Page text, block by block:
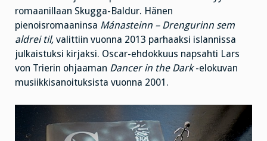
romaanillaan Skugga-Baldur. Hänen
pienoisromaaninsa Mánasteinn – Drengurinn sem
aldrei til, valittiin vuonna 2013 parhaaksi islannissa
julkaistuksi kirjaksi. Oscar-ehdokkuus napsahti Lars
von Trierin ohjaaman Dancer in the Dark-elokuvan
musiikkisanoituksista vuonna 2001.